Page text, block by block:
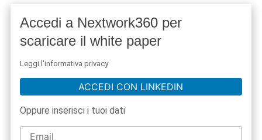
Accedi a Nextwork360 per
scaricare il white paper
Leggi l'informativa privacy
ACCEDI CON LINKEDIN
Oppure inserisci i tuoi dati